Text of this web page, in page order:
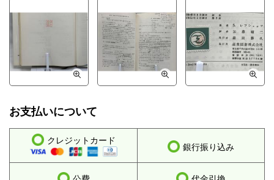
お支払いについて
クレジットカード
銀行振り込み